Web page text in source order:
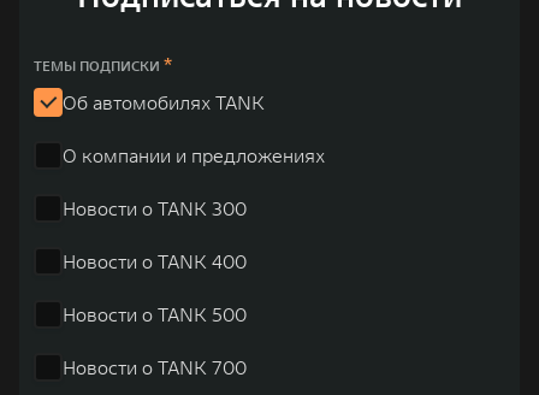
Веди за собой
TANK Финансы
Корпоративным клиентам
TANK ФИНАНСЫ
TANK Кредит
TANK Лизинг
TANK Страхование
Сервис
Специальные предложения
Моторные масла
ЦИФРОВЫЕ СЕРВИСЫ TANK
Цифровые сервисы TANK
Подписки
ТЕМЫ ПОДПИСКИ *
Об автомобилях TANK
О компании и предложениях
Новости о TANK 300
Новости о TANK 400
Новости о TANK 500
Новости о TANK 700